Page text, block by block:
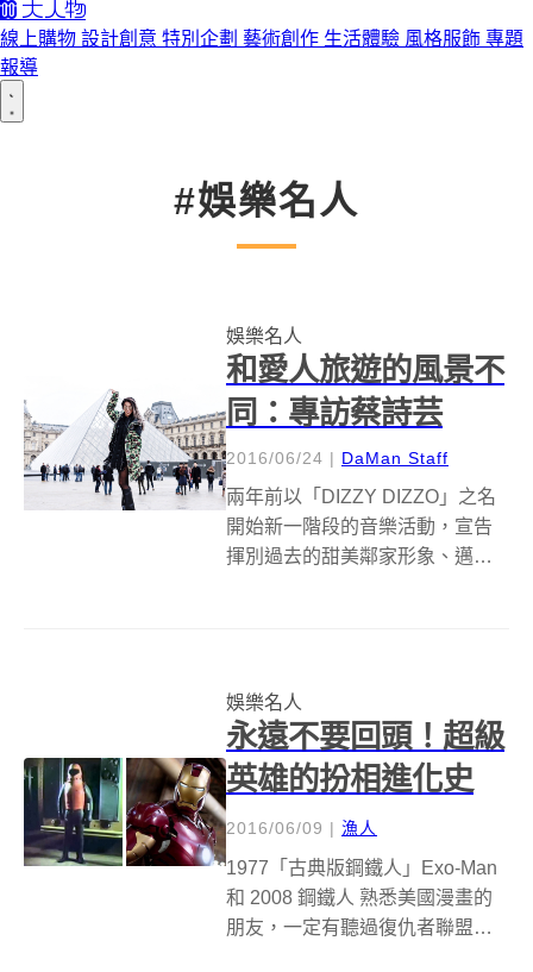
線上購物 設計創意 特別企劃 藝術創作 生活體驗 風格服飾 專題
報導
#娛樂名人
娛樂名人
和愛人旅遊的風景不
同：專訪蔡詩芸
2016/06/24 | DaMan Staff
兩年前以「DIZZY DIZZO」之名
開始新一階段的音樂活動，宣告
揮別過去的甜美鄰家形象、邁向
練與提煉，這樣發自肺腑的歌
曲，必能...
娛樂名人
永遠不要回頭！超級
英雄的扮相進化史
2016/06/09 | 漁人
1977「古典版鋼鐵人」Exo-Man
和 2008 鋼鐵人 熟悉美國漫畫的
朋友，一定有聽過復仇者聯盟及